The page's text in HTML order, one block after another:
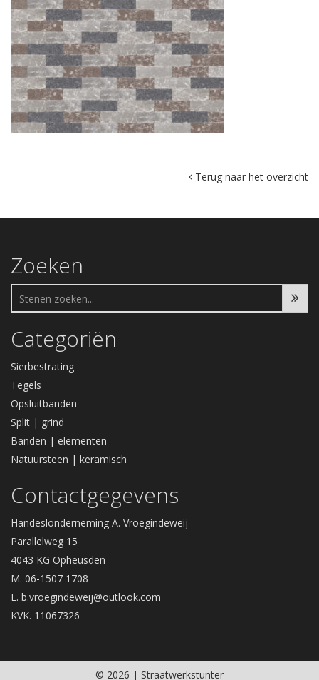
Terug naar het overzicht
Zoeken
Categoriën
Sierbestrating
Tegels
Opsluitbanden
Split | grind
Banden | elementen
Natuursteen | keramisch
Contactgegevens
Handeslonderneming A. Vroegindeweij
Parallelweg 15
4043 KG Opheusden
M. 06-1507 1708
E. b.vroegindeweij@outlook.com
KVK. 11067326
© 2026 | Straatwerkstunter